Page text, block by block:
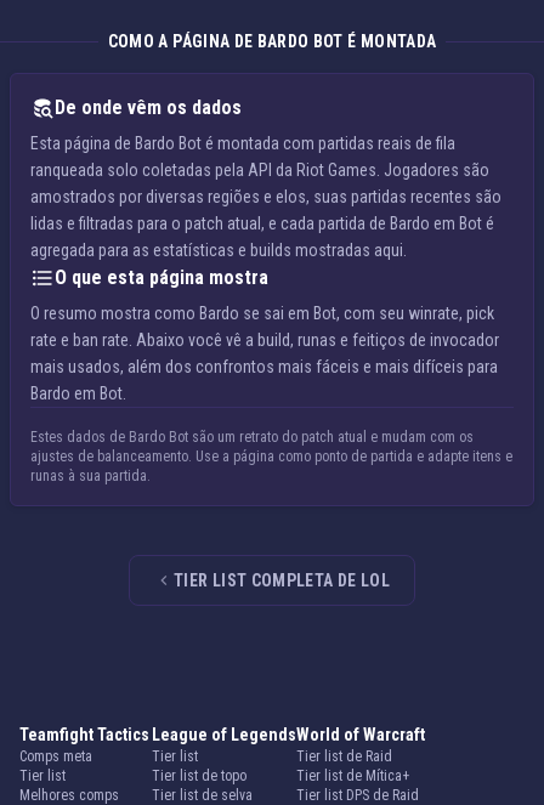
COMO A PÁGINA DE BARDO BOT É MONTADA
De onde vêm os dados
Esta página de Bardo Bot é montada com partidas reais de fila
ranqueada solo coletadas pela API da Riot Games. Jogadores são
amostrados por diversas regiões e elos, suas partidas recentes são
lidas e filtradas para o patch atual, e cada partida de Bardo em Bot é
agregada para as estatísticas e builds mostradas aqui.
O que esta página mostra
O resumo mostra como Bardo se sai em Bot, com seu winrate, pick
rate e ban rate. Abaixo você vê a build, runas e feitiços de invocador
mais usados, além dos confrontos mais fáceis e mais difíceis para
Bardo em Bot.
Estes dados de Bardo Bot são um retrato do patch atual e mudam com os
ajustes de balanceamento. Use a página como ponto de partida e adapte itens e
runas à sua partida.
TIER LIST COMPLETA DE LOL
Teamfight Tactics
Comps meta
Tier list
Melhores comps
League of Legends
Tier list
Tier list de topo
Tier list de selva
World of Warcraft
Tier list de Raid
Tier list de Mítica+
Tier list DPS de Raid